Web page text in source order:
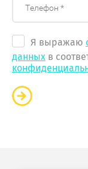
Я выражаю
данных в